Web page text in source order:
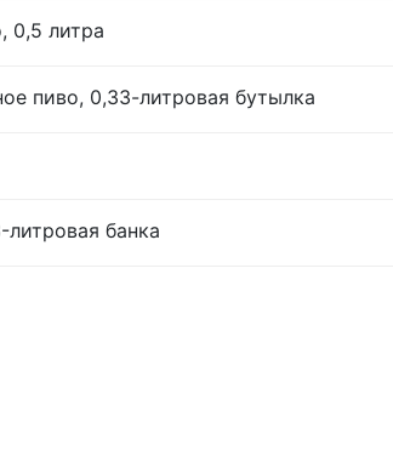
0,5 литра
пиво, 0,33-литровая бутылка
банка